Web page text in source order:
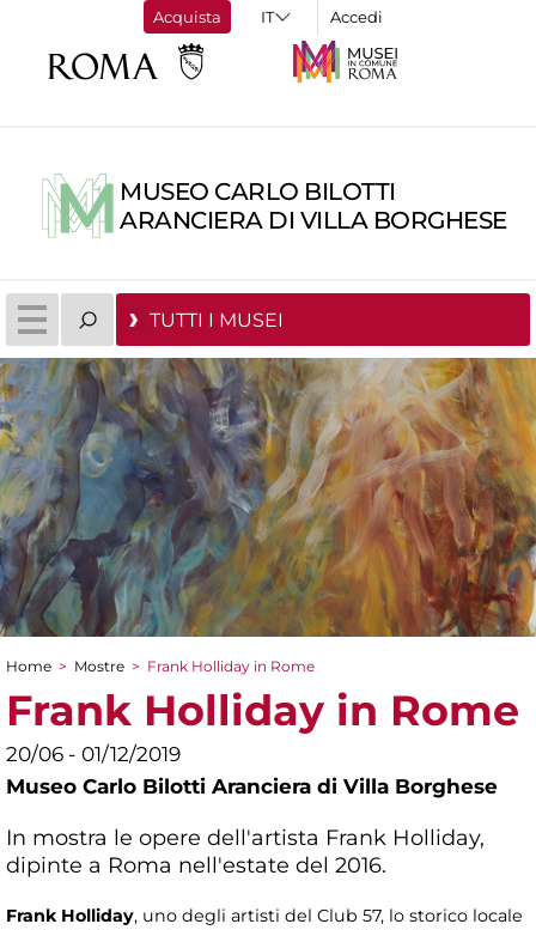
Acquista Accedi
MUSEO CARLO BILOTTI
ARANCIERA DI VILLA BORGHESE
TUTTI I MUSEI
Tu sei qui
Home > Mostre > Frank Holliday in Rome
Frank Holliday in Rome
20/06 - 01/12/2019
Museo Carlo Bilotti Aranciera di Villa Borghese
In mostra le opere dell'artista Frank Holliday,
dipinte a Roma nell'estate del 2016.
Frank Holliday, uno degli artisti del Club 57, lo storico locale